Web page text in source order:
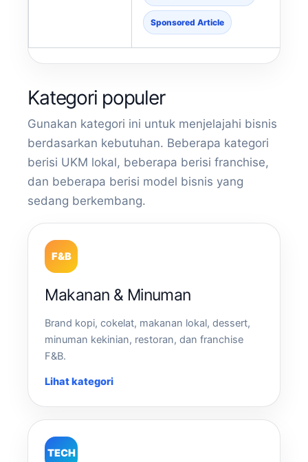
Sponsored Article
Kategori populer
Gunakan kategori ini untuk menjelajahi bisnis
berdasarkan kebutuhan. Beberapa kategori
berisi UKM lokal, beberapa berisi franchise,
dan beberapa berisi model bisnis yang
sedang berkembang.
F&B
Makanan & Minuman
Brand kopi, cokelat, makanan lokal, dessert,
minuman kekinian, restoran, dan franchise
F&B.
Lihat kategori
TECH